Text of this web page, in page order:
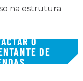
na estrutura
O
DE